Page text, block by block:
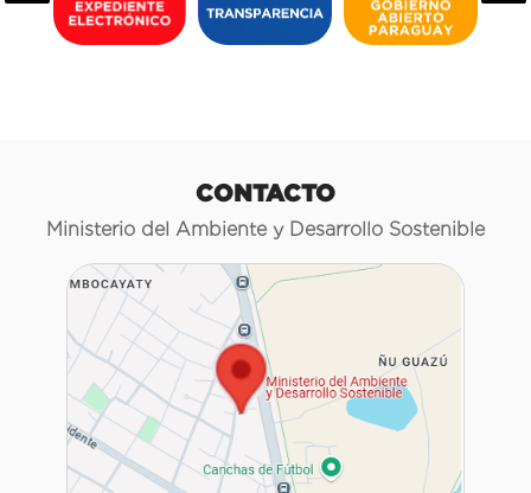
CONTACTO
Ministerio del Ambiente y Desarrollo Sostenible